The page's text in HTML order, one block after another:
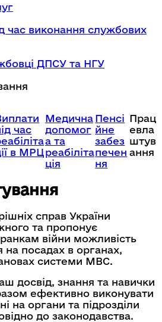
час виконання службових
ДПСУ та НГУ
час
в МРЦ
Медична
допомог
а та
реабіліта
ція
Пенсі
йне
забез
печен
ня
Прац
евла
штув
ання
справ України
та пропонує
війни можливість
посадах в органах,
системи МВС.
досвід, знання та навички
ефективно виконувати
на органи та підрозділи
до законодавства.